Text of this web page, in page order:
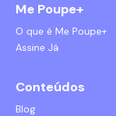
Me Poupe+
O que é Me Poupe+
Assine Já
Conteúdos
Blog